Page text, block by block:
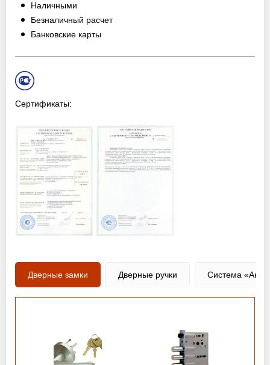
Наличными
Безналичный расчет
Банковские карты
Сертификаты:
Дверные замки Дверные ручки Система